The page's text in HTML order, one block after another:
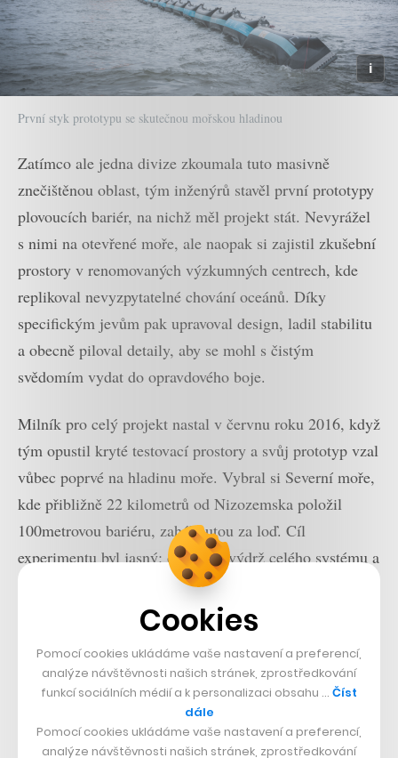
První styk prototypu se skutečnou mořskou hladinou
Zatímco ale jedna divize zkoumala tuto masivně
znečištěnou oblast, tým inženýrů stavěl první prototypy
plovoucích bariér, na nichž měl projekt stát. Nevyrážel
s nimi na otevřené moře, ale naopak si zajistil zkušební
prostory v renomovaných výzkumných centrech, kde
replikoval nevyzpytatelné chování oceánů. Díky
specifickým jevům pak upravoval design, ladil stabilitu
a obecně piloval detaily, aby se mohl s čistým
svědomím vydat do opravdového boje.
Milník pro celý projekt nastal v červnu roku 2016, když
tým opustil kryté testovací prostory a svůj prototyp vzal
vůbec poprvé na hladinu moře. Vybral si Severní moře,
kde přibližně 22 kilometrů od Nizozemska položil
100metrovou bariéru, zaháknutou za loď. Cíl
experimentu byl jasný: otestovat výdrž celého systému a
pozorovat, zdali někde nejsou chyby v designu. Stále
šlo ale pořád o zkušební provoz. Vše se změnilo až o
Křest v San Francisku
8. září 2018. Přesně na toto datum měl celý The Ocean
Cleanup přetočené kalendáře už několik měsíců
Cookies
Pomocí cookies ukládáme vaše nastavení a preferencí,
analýze návštěvnosti našich stránek, zprostředkování
funkcí sociálních médií a k personalizaci obsahu … Číst
dále
Pomocí cookies ukládáme vaše nastavení a preferencí,
analýze návštěvnosti našich stránek, zprostředkování